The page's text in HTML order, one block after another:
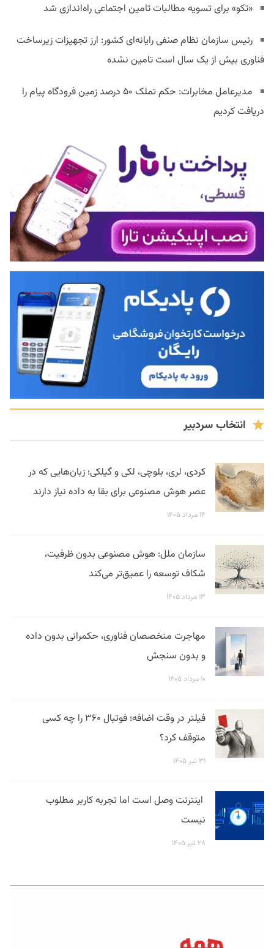
«تکو» برای تسویه مطالبات تامین اجتماعی راه‌اندازی شد
رئیس سازمان نظام صنفی رایانه‌ای کشور: ارز تجهیزات زیرساخت
فناوری بیش از یک سال است تامین نشده
مدیرعامل مخابرات: حکم تملک ۵۰ درصد زمین فرودگاه پیام را
دریافت کردیم
انتخاب سردبیر
کردی، لری، بلوچی، لکی و گیلکی؛ زبان‌هایی که در
عصر هوش مصنوعی برای بقا به داده نیاز دارند
۱۴ مرداد ۱۴۰۵
سازمان ملل: هوش مصنوعی بدون ظرفیت،
شکاف توسعه را عمیق‌تر می‌کند
۱۳ مرداد ۱۴۰۵
مهاجرت متخصصان فناوری، حکمرانی بدون داده
و بدون سنجش
۱۰ مرداد ۱۴۰۵
فیلتر در وقت اضافه؛ فوتبال ۳۶۰ را چه کسی
متوقف کرد؟
۳۱ تیر ۱۴۰۵
اینترنت وصل است اما تجربه کاربر مطلوب
نیست
۲۸ تیر ۱۴۰۵